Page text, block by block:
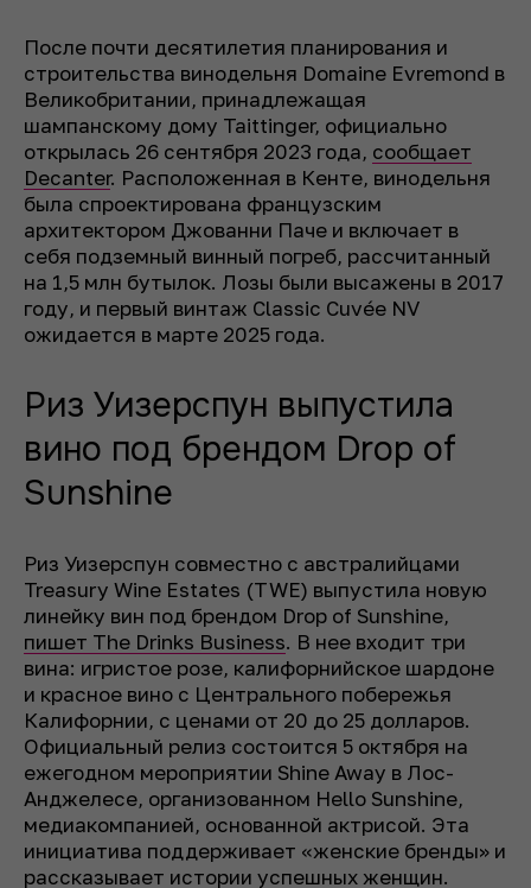
После почти десятилетия планирования и
строительства винодельня Domaine Evremond в
Великобритании, принадлежащая
шампанскому дому Taittinger, официально
открылась 26 сентября 2023 года, сообщает
Decanter. Расположенная в Кенте, винодельня
была спроектирована французским
архитектором Джованни Паче и включает в
себя подземный винный погреб, рассчитанный
на 1,5 млн бутылок. Лозы были высажены в 2017
году, и первый винтаж Classic Cuvée NV
ожидается в марте 2025 года.
Риз Уизерспун выпустила
вино под брендом Drop of
Sunshine
Риз Уизерспун совместно с австралийцами
Treasury Wine Estates (TWE) выпустила новую
линейку вин под брендом Drop of Sunshine,
пишет The Drinks Business. В нее входит три
вина: игристое розе, калифорнийское шардоне
и красное вино с Центрального побережья
Калифорнии, с ценами от 20 до 25 долларов.
Официальный релиз состоится 5 октября на
ежегодном мероприятии Shine Away в Лос-
Анджелесе, организованном Hello Sunshine,
медиакомпанией, основанной актрисой. Эта
инициатива поддерживает «женские бренды» и
рассказывает истории успешных женщин.